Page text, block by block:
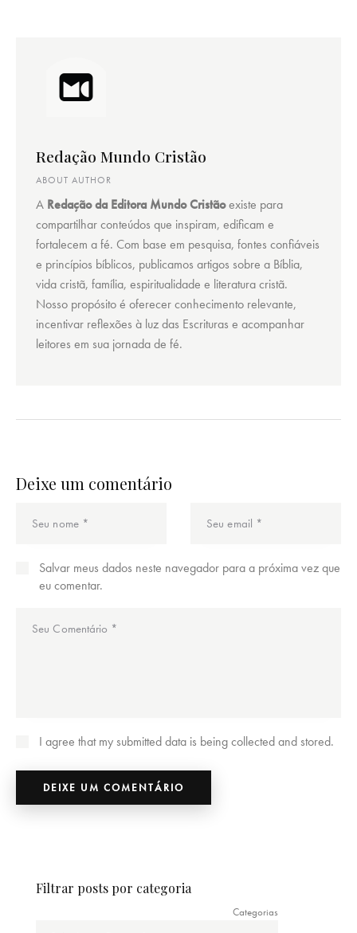
Redação Mundo Cristão
ABOUT AUTHOR
A Redação da Editora Mundo Cristãoexiste para
compartilhar conteúdos que inspiram, edificam e
fortalecem a fé. Com base em pesquisa, fontes confiáveis
e princípios bíblicos, publicamos artigos sobre a Bíblia,
vida cristã, família, espiritualidade e literatura cristã.
Nosso propósito é oferecer conhecimento relevante,
incentivar reflexões à luz das Escrituras e acompanhar
leitores em sua jornada de fé.
Deixe um comentário
Salvar meus dados neste navegador para a próxima vez que
eu comentar.
I agree that my submitted data is being collected and stored.
Filtrar posts por categoria
Categorias